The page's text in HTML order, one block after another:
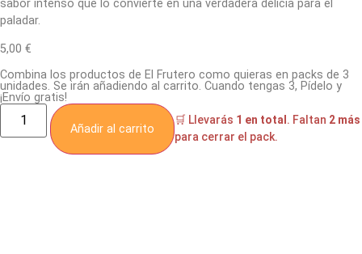
sabor intenso que lo convierte en una verdadera delicia para el
paladar.
5,00 €
Combina los productos de El Frutero como quieras en packs de 3
unidades. Se irán añadiendo al carrito. Cuando tengas 3, Pídelo y
¡Envío gratis!
Añadir al carrito
🛒 Llevarás 1 en total. Faltan 2 más
para cerrar el pack.